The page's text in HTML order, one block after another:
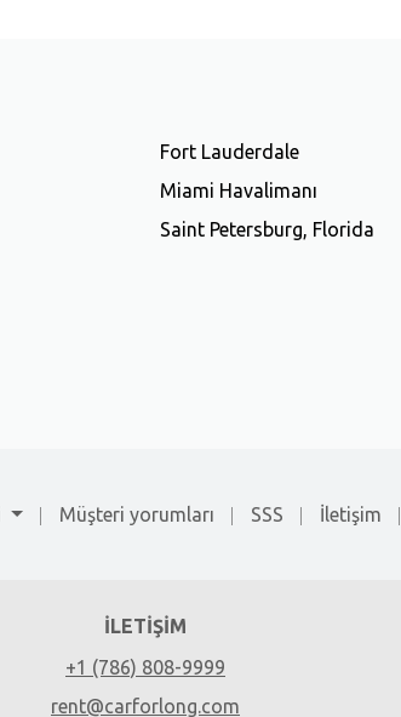
Fort Lauderdale
Miami Havalimanı
Saint Petersburg, Florida
Müşteri yorumları SSS İletişim
İLETIŞIM
+1 (786) 808-9999
rent@carforlong.com